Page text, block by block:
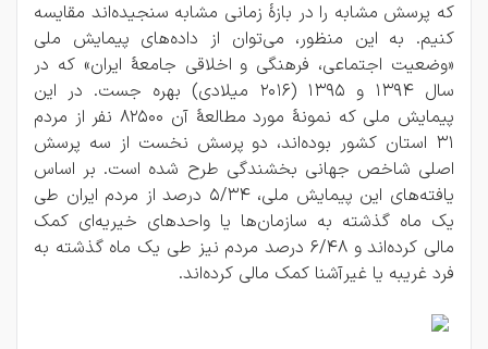
که پرسش مشابه را در بازۀ زمانی مشابه سنجیده‌اند مقایسه
کنیم. به این منظور، می‌توان از داده‌های پیمایش ملی
«وضعیت اجتماعی، فرهنگی و اخلاقی جامعۀ ایران» که در
سال 1394 و 1395 (2016 میلادی) بهره جست. در این
پیمایش ملی که نمونۀ مورد مطالعۀ آن 82500 نفر از مردم
31 استان کشور بوده‌اند، دو پرسش نخست از سه پرسش
اصلی شاخص جهانی بخشندگی طرح شده است. بر اساس
یافته‌های این پیمایش ملی، 5/34 درصد از مردم ایران طی
یک ماه گذشته به سازمان‌ها یا واحدهای خیریه‌ای کمک
مالی کرده‌اند و 6/48 درصد مردم نیز طی یک ماه گذشته به
فرد غریبه یا غیرآشنا کمک مالی کرده‌اند.